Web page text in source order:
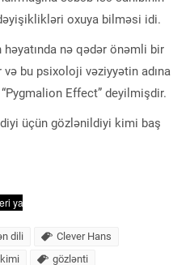
oxuya bilməsi idi.
nə qədər önəmli bir
bu psixoloji vəziyyətin adına
Effect” deyilmişdir.
üçün gözlənildiyi kimi baş
dili
Clever Hans
gözlənti